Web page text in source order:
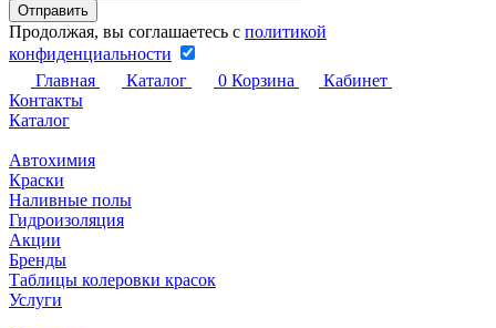
Продолжая, вы соглашаетесь с политикой
конфиденциальности
Главная
Каталог 0 Корзина
Кабинет
Контакты
Каталог
Автохимия
Краски
Наливные полы
Гидроизоляция
Акции
Бренды
Таблицы колеровки красок
Услуги